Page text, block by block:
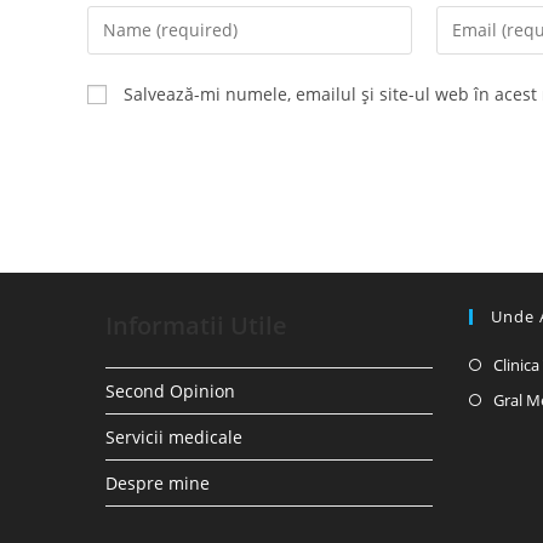
Enter
your
name
or
Enter
your
Salvează-mi numele, emailul și site-ul web în
Second Opinion
Servicii medicale
Despre mine
Unde
Gral